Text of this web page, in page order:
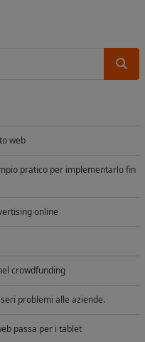
web
pratico per implementarlo fin
online
crowdfunding
problemi alle aziende.
passa per i tablet